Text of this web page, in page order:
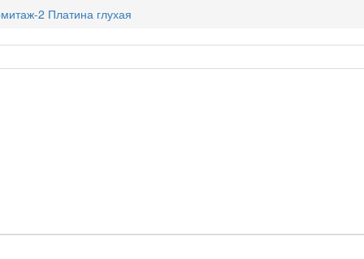
2 Платина глухая